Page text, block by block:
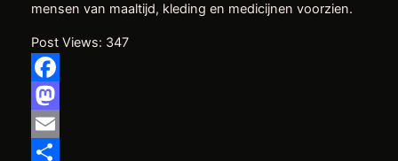
mensen van maaltijd, kleding en medicijnen voorzien.
Post Views: 347
Facebook
Mastodon
Email